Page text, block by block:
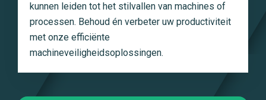
kunnen leiden tot het stilvallen van machines of
processen. Behoud én verbeter uw productiviteit
met onze efficiënte
machineveiligheidsoplossingen.